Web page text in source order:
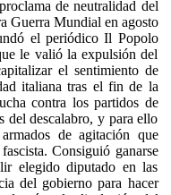
de neutralidad del
Guerra Mundial en agosto
el periódico Il Popolo
le valió la expulsión del
el sentimiento de
italiana tras el fin de la
contra los partidos de
del descalabro, y para ello
de agitación que
Consiguió ganarse
elegido diputado en las
del gobierno para hacer